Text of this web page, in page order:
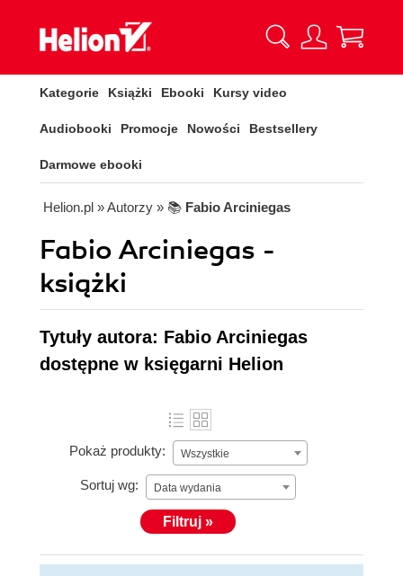
Kategorie Książki Ebooki Kursy video
Audiobooki Promocje Nowości Bestsellery
Darmowe ebooki
Helion.pl » Autorzy » 📚 Fabio Arciniegas
Fabio Arciniegas -
książki
Tytuły autora: Fabio Arciniegas
dostępne w księgarni Helion
Pokaż produkty: Wszystkie
Sortuj wg: Data wydania
Filtruj »